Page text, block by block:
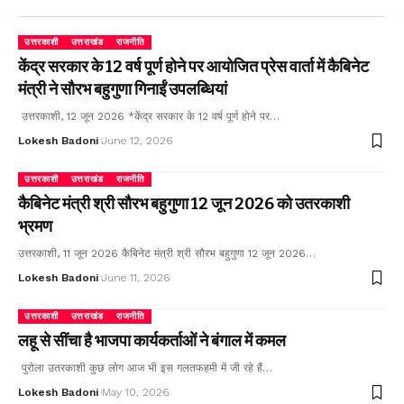
उत्तरकाशी उत्तराखंड राजनीति
केंद्र सरकार के 12 वर्ष पूर्ण होने पर आयोजित प्रेस वार्ता में कैबिनेट
मंत्री ने सौरभ बहुगुणा गिनाईं उपलब्धियां
उत्तरकाशी, 12 जून 2026 *केंद्र सरकार के 12 वर्ष पूर्ण होने पर…
Lokesh Badoni June 12, 2026
उत्तरकाशी उत्तराखंड राजनीति
कैबिनेट मंत्री श्री सौरभ बहुगुणा 12 जून 2026 को उतरकाशी
भ्रमण
उत्तरकाशी, 11 जून 2026 कैबिनेट मंत्री श्री सौरभ बहुगुणा 12 जून 2026…
Lokesh Badoni June 11, 2026
उत्तरकाशी उत्तराखंड राजनीति
लहू से सींचा है भाजपा कार्यकर्ताओं ने बंगाल में कमल
पुरोला उतरकाशी कुछ लोग आज भी इस गलतफहमी में जी रहे हैं…
Lokesh Badoni May 10, 2026